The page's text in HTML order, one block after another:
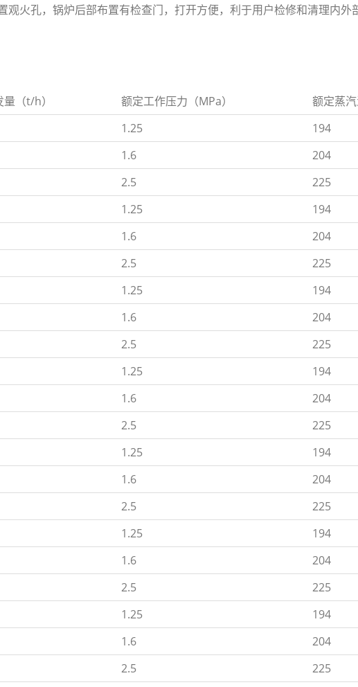
观火孔，锅炉后部布置有检查门，打开方便，利于用户检修和清理内外
（t/h） 额定工作压力（MPa） 额定蒸
1.25 194
1.6 204
2.5 225
1.25 194
1.6 204
2.5 225
1.25 194
1.6 204
2.5 225
1.25 194
1.6 204
2.5 225
1.25 194
1.6 204
2.5 225
1.25 194
1.6 204
2.5 225
1.25 194
1.6 204
2.5 225